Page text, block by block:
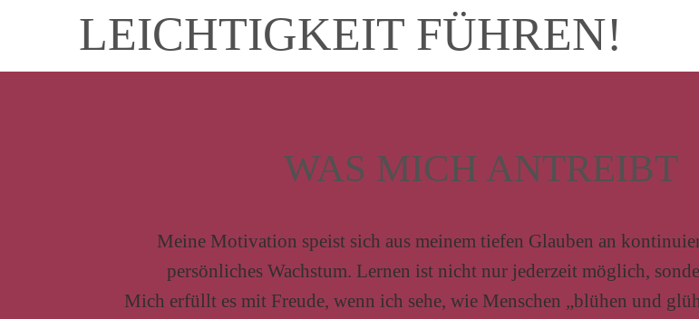
LEICHTIGKEIT FÜHREN!
WAS MICH ANTREIBT
Meine Motivation speist sich aus meinem tiefen Glauben an
persönliches Wachstum. Lernen ist nicht nur jederzeit möglich,
Mich erfüllt es mit Freude, wenn ich sehe, wie Menschen „blühen und